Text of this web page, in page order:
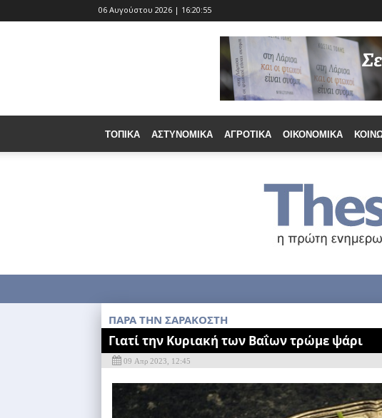
06 Αυγούστου 2026 | 16:20:56
ΤΟΠΙΚΆ ΑΣΤΥΝΟΜΙΚΆ ΑΓΡΟΤΙΚΆ ΟΙΚΟΝΟΜΙΚΆ
ΠΑΡΑ ΤΗΝ ΣΑΡΑΚΟΣΤΗ
Γιατί την Κυριακή των Βαΐων τρώμε ψάρι
09 Απρ 2023, 12:45